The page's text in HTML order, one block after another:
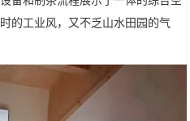
的工业风，又不乏山水田园的气